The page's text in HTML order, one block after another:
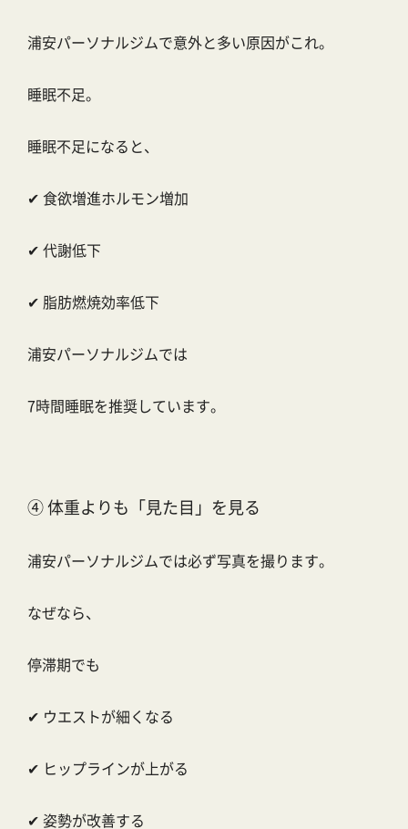
浦安パーソナルジムで意外と多い原因がこれ。
睡眠不足。
睡眠不足になると、
✔ 食欲増進ホルモン増加
✔ 代謝低下
✔ 脂肪燃焼効率低下
浦安パーソナルジムでは
7時間睡眠を推奨しています。
④ 体重よりも「見た目」を見る
浦安パーソナルジムでは必ず写真を撮ります。
なぜなら、
停滞期でも
✔ ウエストが細くなる
✔ ヒップラインが上がる
✔ 姿勢が改善する